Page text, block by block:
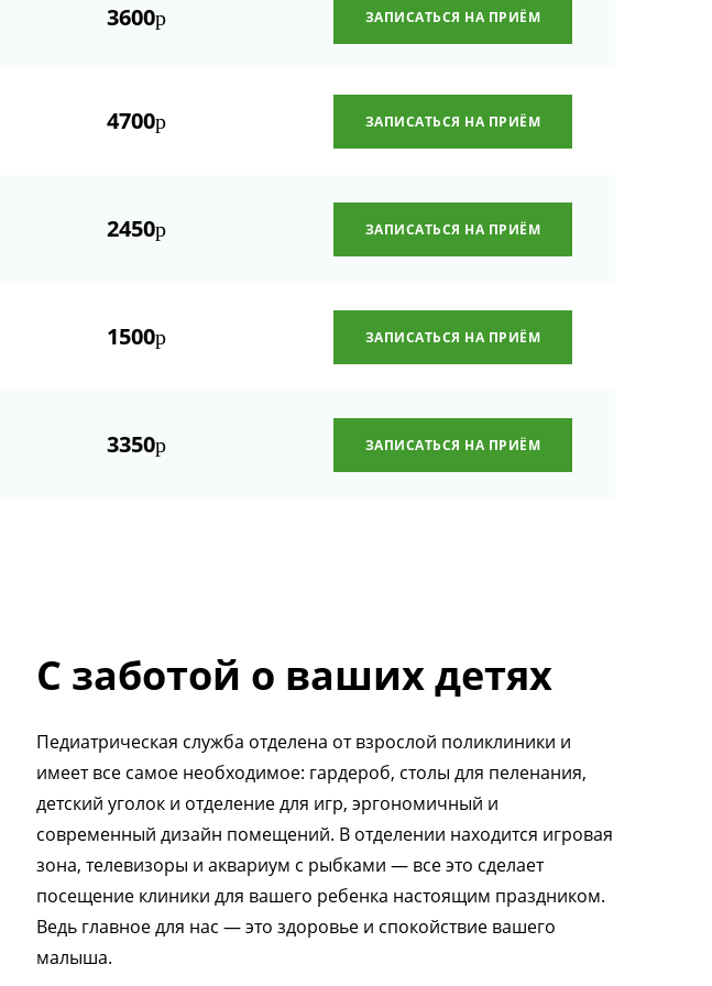
3600р ЗАПИСАТЬСЯ НА ПРИЁМ
4700р ЗАПИСАТЬСЯ НА ПРИЁМ
2450р ЗАПИСАТЬСЯ НА ПРИЁМ
1500р ЗАПИСАТЬСЯ НА ПРИЁМ
3350р ЗАПИСАТЬСЯ НА ПРИЁМ
С заботой о ваших детях
Педиатрическая служба отделена от взрослой поликлиники и
имеет все самое необходимое: гардероб, столы для пеленания,
детский уголок и отделение для игр, эргономичный и
современный дизайн помещений. В отделении находится игровая
зона, телевизоры и аквариум с рыбками — все это сделает
посещение клиники для вашего ребенка настоящим праздником.
Ведь главное для нас — это здоровье и спокойствие вашего
малыша.